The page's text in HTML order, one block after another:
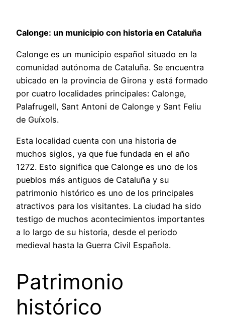
Calonge: un municipio con historia en Cataluña
Calonge es un municipio español situado en la
comunidad autónoma de Cataluña. Se encuentra
ubicado en la provincia de Girona y está formado
por cuatro localidades principales: Calonge,
Palafrugell, Sant Antoni de Calonge y Sant Feliu
de Guíxols.
Esta localidad cuenta con una historia de
muchos siglos, ya que fue fundada en el año
1272. Esto significa que Calonge es uno de los
pueblos más antiguos de Cataluña y su
patrimonio histórico es uno de los principales
atractivos para los visitantes. La ciudad ha sido
testigo de muchos acontecimientos importantes
a lo largo de su historia, desde el periodo
medieval hasta la Guerra Civil Española.
Patrimonio
histórico